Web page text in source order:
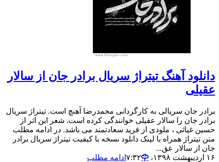
دانلود آهنگ تیتراژ سریال برادر جان از سالار
عقیلی
برادر جان سریالی به کارگردانی محمدرضا آهنچ است. تیتراژ سریال
برادر جان را سالار عقیلی خوانندگی کرده است. شعر این اثر از
حسین غیاثی ، ملودی از فرید سعادتمند می باشد. در ادامه مطلب
متن تیتراژ همراه با لینک دانلود نسخه با کیفیت تیتراژ سریال برادر
جان از سالار عق...
۱۶ اردیبهشت ۱۳۹۸،‏ ۷:۳۲
ادامه مطلب